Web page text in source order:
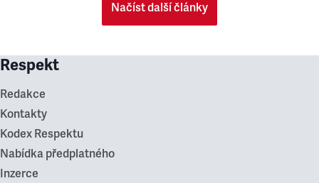
Načíst další články
Respekt
Redakce
Kontakty
Kodex Respektu
Nabídka předplatného
Inzerce